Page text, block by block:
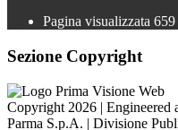
Pagina visualizzata 659
Sezione Copyright
Copyright 2026 | Engineered
Parma S.p.A. | Divisione